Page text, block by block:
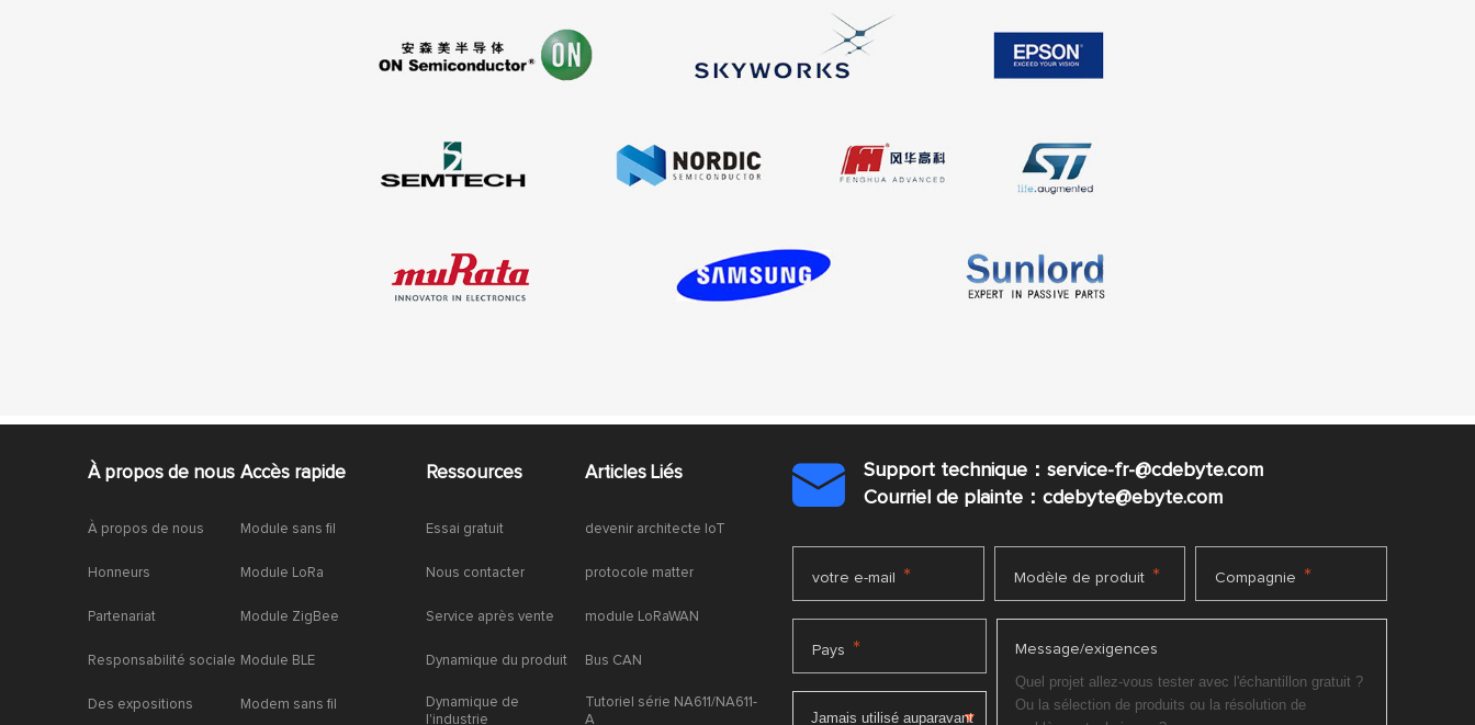
À propos de nous
À propos de nous
Honneurs
Partenariat
Responsabilité sociale
Des expositions
Accès rapide
Module sans fil
Module LoRa
Module ZigBee
Module BLE
Modem sans fil
Ressources
Essai gratuit
Nous contacter
Service après vente
Dynamique du produit
Dynamique de
l'industrie
Articles Liés
devenir architecte IoT
protocole matter
module LoRaWAN
Bus CAN
Tutoriel série NA611/NA611-
A

Support technique：service-fr-@cdebyte.com
Courriel de plainte：cdebyte@ebyte.com
votre e-mail * Modèle de produit * Compagnie *
Pays * Message/exigences